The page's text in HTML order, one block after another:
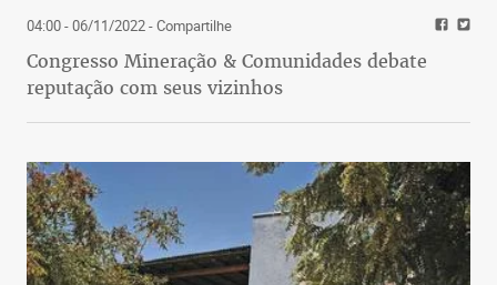
04:00 - 06/11/2022- Compartilhe
Congresso Mineração & Comunidades debate
reputação com seus vizinhos